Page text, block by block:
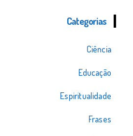
Categorias
Ciência
Educação
Espiritualidade
Frases